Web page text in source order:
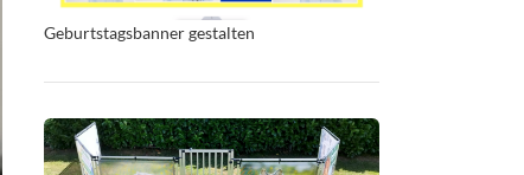
Geburtstagsbanner gestalten